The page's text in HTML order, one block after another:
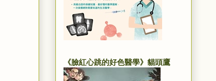
《臉紅心跳的好色醫學》貓頭鷹